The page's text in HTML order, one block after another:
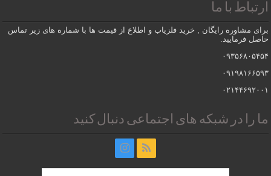
ارتباط با ما
برای مشاوره رایگان , خرید فلزیاب و اطلاع از قیمت ها با شماره های زیر تماس
حاصل فرمایید.
۰۹۳۵۶۸۰۵۴۵۴
۰۹۱۹۸۱۶۶۵۹۳
۰۲۱۴۴۶۹۲۰۰۱
ما را در شبکه های اجتماعی دنبال کنید